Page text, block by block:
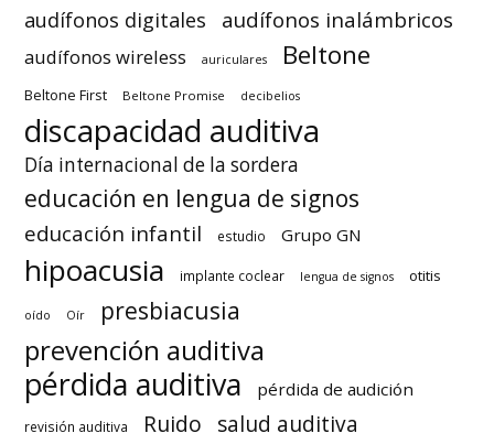
audífonos digitales audífonos inalámbricos
audífonos wireless auriculares Beltone
Beltone First Beltone Promise decibelios
discapacidad auditiva
Día internacional de la sordera
educación en lengua de signos
educación infantil estudio Grupo GN
hipoacusia implante coclear lengua de signos otitis
oído Oír presbiacusia
prevención auditiva
pérdida auditiva pérdida de audición
revisión auditiva Ruido salud auditiva